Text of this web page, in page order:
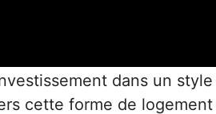
dans un
cette forme de